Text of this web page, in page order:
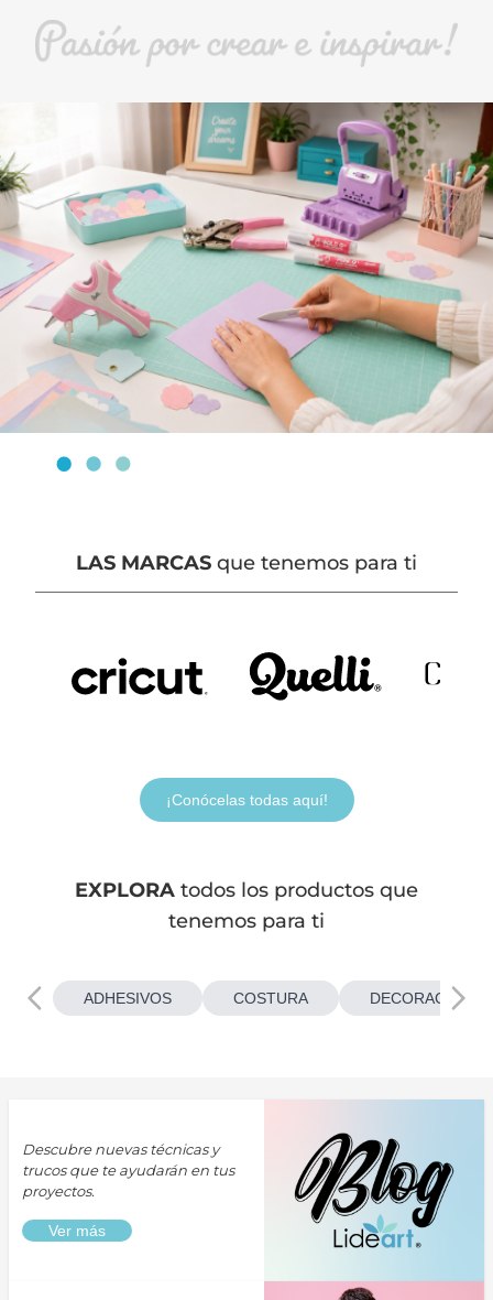
LAS MARCAS que tenemos para ti
¡Conócelas todas aquí!
EXPLORA todos los productos que
tenemos para ti
ADHESIVOS COSTURA
Descubre nuevas técnicas y
trucos que te ayudarán en tus
proyectos.
Ver más